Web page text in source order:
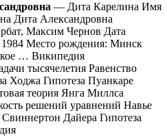
— Дита Карелина Имя
Дита Александровна
Максим Чернов Дата
1984 Место рождения: Минск
… Википедия
тысячелетия Равенство
Ходжа Гипотеза Пуанкаре
теория Янга Миллса
решений уравнений Навье
Свиннертон Дайера Гипотеза